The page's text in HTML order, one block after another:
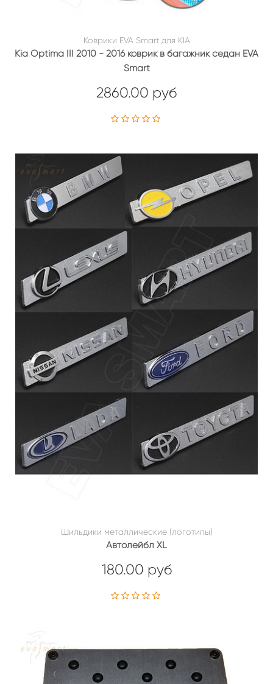
Коврики EVA Smart для KIA
Kia Optima III 2010 - 2016 коврик в багажник седан EVA
Smart
2860.00 руб
Шильдики металлические (логотипы)
Автолейбл XL
180.00 руб